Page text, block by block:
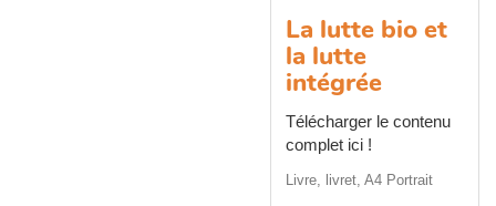
La lutte bio et
la lutte
intégrée
Télécharger le contenu
complet ici !
Livre, livret, A4 Portrait